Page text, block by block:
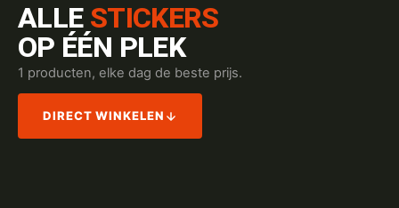
ALLE STICKERS
OP ÉÉN PLEK
1 producten, elke dag de beste prijs.
DIRECT WINKELEN